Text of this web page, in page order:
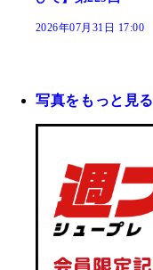
2026年07月31日 17:00
写真をもっと見る